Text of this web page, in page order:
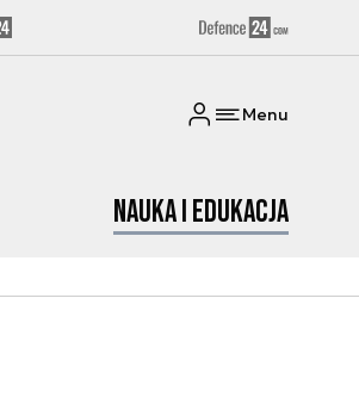
Menu
Nauka i edukacja